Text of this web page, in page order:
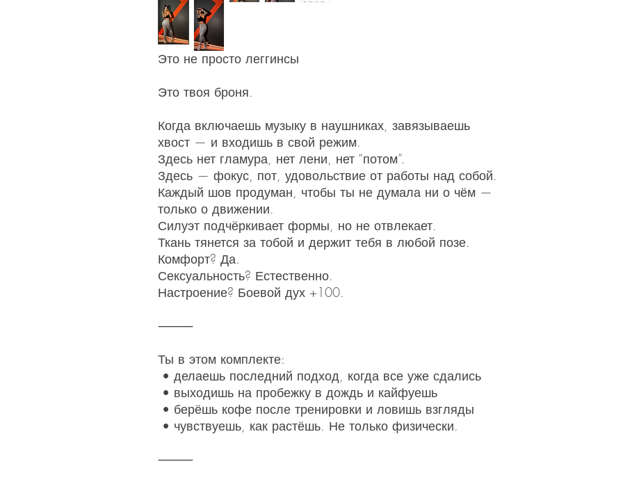
Это не просто леггинсы
Это твоя броня.
Когда включаешь музыку в наушниках, завязываешь
хвост — и входишь в свой режим.
Здесь нет гламура, нет лени, нет “потом”.
Здесь — фокус, пот, удовольствие от работы над собой.
Каждый шов продуман, чтобы ты не думала ни о чём —
только о движении.
Силуэт подчёркивает формы, но не отвлекает.
Ткань тянется за тобой и держит тебя в любой позе.
Комфорт? Да.
Сексуальность? Естественно.
Настроение? Боевой дух +100.
⸻
Ты в этом комплекте:
• делаешь последний подход, когда все уже сдались
• выходишь на пробежку в дождь и кайфуешь
• берёшь кофе после тренировки и ловишь взгляды
• чувствуешь, как растёшь. Не только физически.
⸻